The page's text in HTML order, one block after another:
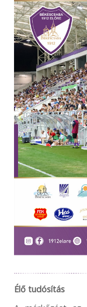
Élő tudósítás